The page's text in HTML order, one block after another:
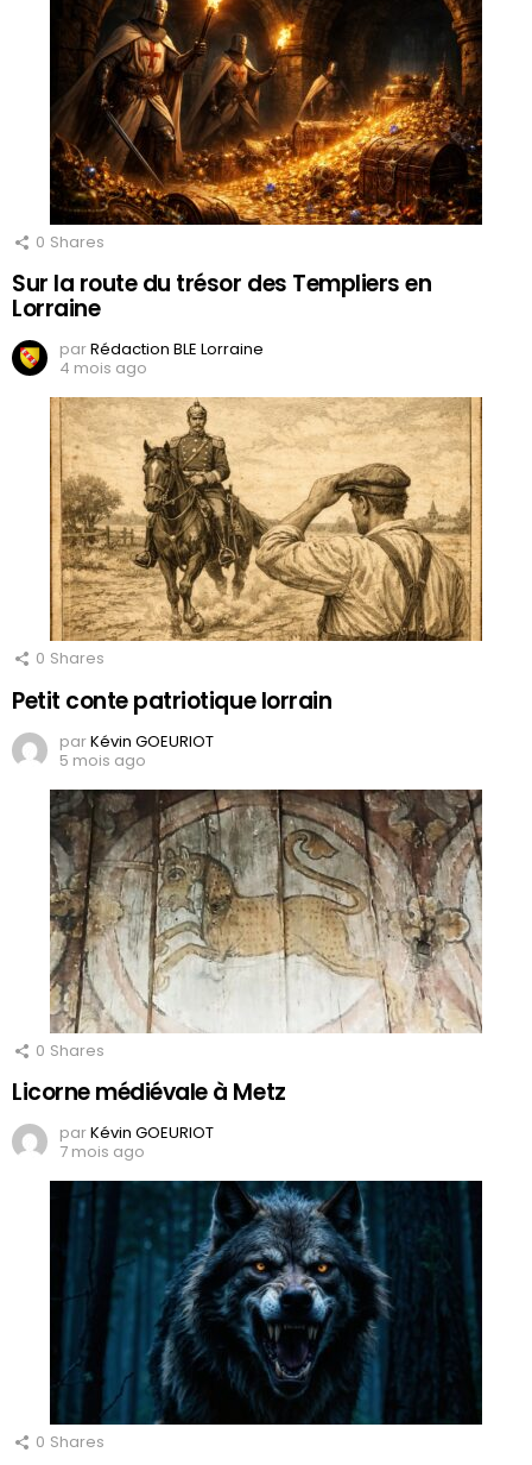
0 Shares
Sur la route du trésor des Templiers en
Lorraine
parRédaction BLE Lorraine
4 mois ago
0 Shares
Petit conte patriotique lorrain
parKévin GOEURIOT
5 mois ago
0 Shares
Licorne médiévale à Metz
parKévin GOEURIOT
7 mois ago
0 Shares